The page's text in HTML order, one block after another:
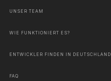
UNSER TEAM
WIE FUNKTIONIERT ES?
ENTWICKLER FINDEN IN DEUTSCHLAND
FAQ